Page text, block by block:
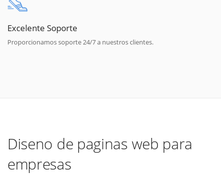
Excelente Soporte
Proporcionamos soporte 24/7 a nuestros clientes.
Diseno de paginas web para
empresas